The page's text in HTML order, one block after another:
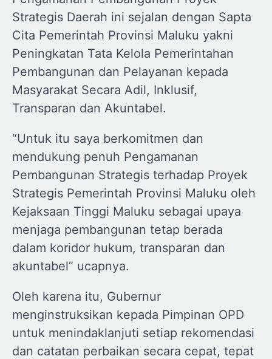
Strategis Daerah ini sejalan dengan Sapta
Cita Pemerintah Provinsi Maluku yakni
Peningkatan Tata Kelola Pemerintahan
Pembangunan dan Pelayanan kepada
Masyarakat Secara Adil, Inklusif,
Transparan dan Akuntabel.
“Untuk itu saya berkomitmen dan
mendukung penuh Pengamanan
Pembangunan Strategis terhadap Proyek
Strategis Pemerintah Provinsi Maluku oleh
Kejaksaan Tinggi Maluku sebagai upaya
menjaga pembangunan tetap berada
dalam koridor hukum, transparan dan
akuntabel” ucapnya.
Oleh karena itu, Gubernur
menginstruksikan kepada Pimpinan OPD
untuk menindaklanjuti setiap rekomendasi
dan catatan perbaikan secara cepat, tepat